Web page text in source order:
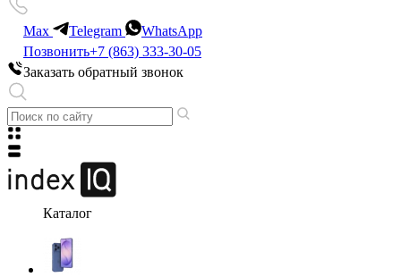
Max Telegram
WhatsApp
Позвонить+7 (863) 333-30-05
Заказать обратный звонок
Каталог